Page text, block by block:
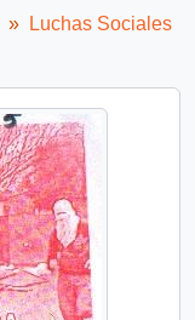
Luchas Sociales